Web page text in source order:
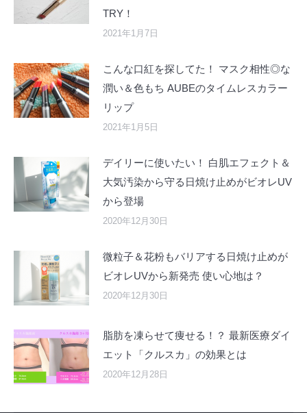
TRY！
2021年1月7日
こんな口紅を探してた！ マスク相性◎な
潤い＆色もち AUBEのタイムレスカラー
リップ
2021年1月5日
デイリーに使いたい！ 白肌エフェクト＆
大気汚染から守る日焼け止めがビオレUV
から登場
2020年12月30日
微粒子＆花粉もバリアする日焼け止めが
ビオレUVから新発売 使い心地は？
2020年12月30日
脂肪を凍らせて痩せる！？ 最新医療ダイ
エット「クルスカ」の効果とは
2020年12月28日